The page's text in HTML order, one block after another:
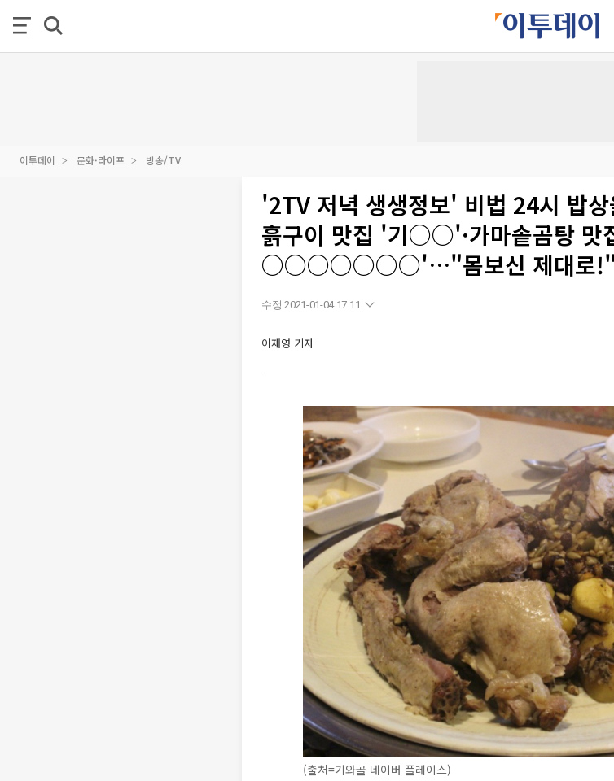
이투데이 문화·라이프 방송/TV
'2TV 저녁 생생정보' 비법 24시 밥
흙구이 맛집 '기○○'·가마솥곰탕 맛
○○○○○○○'…"몸보신 제대로!"
수정 2021-01-04 17:11
이재영 기자
(출처=기와골 네이버 플레이스)